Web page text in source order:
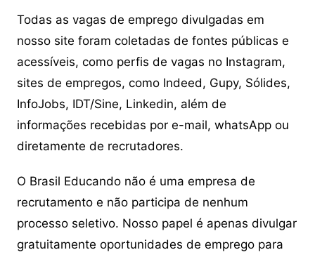
Todas as vagas de emprego divulgadas em
nosso site foram coletadas de fontes públicas e
acessíveis, como perfis de vagas no Instagram,
sites de empregos, como Indeed, Gupy, Sólides,
InfoJobs, IDT/Sine, Linkedin, além de
informações recebidas por e-mail, whatsApp ou
diretamente de recrutadores.
O Brasil Educando não é uma empresa de
recrutamento e não participa de nenhum
processo seletivo. Nosso papel é apenas divulgar
gratuitamente oportunidades de emprego para